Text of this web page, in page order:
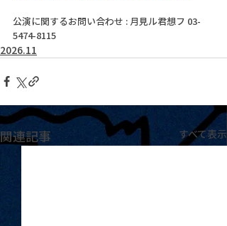
公演に関するお問い合わせ : 月見ル君想フ 03-
5474-8115
2026.11
関連記事 すべて表示